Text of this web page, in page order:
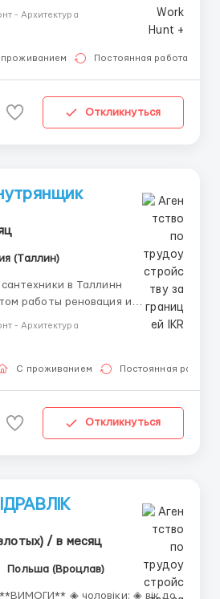
освоїти професі...
- Архитектура
Постоянная работа
Откликнуться
(Таллин)
в Таллинн
реновация и
работать? Эстония, Таллинн Условия...
- Архитектура
С проживанием Постоянная работа
Откликнуться
/ в месяц
Польша (Вроцлав)